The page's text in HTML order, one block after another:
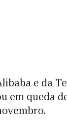
e da
em queda